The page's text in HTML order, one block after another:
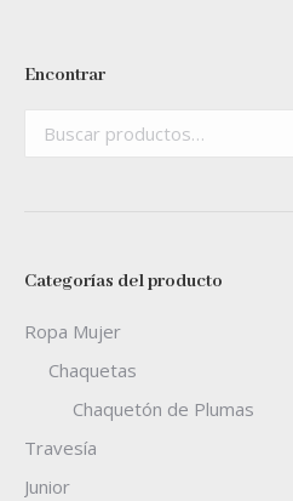
Encontrar
Categorías del producto
Ropa Mujer
Chaquetas
Chaquetón de Plumas
Travesía
Junior